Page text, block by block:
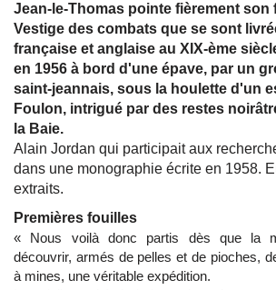
Jean-le-Thomas pointe fièrement son
Vestige des combats que se sont
française et anglaise au XIX-ème
en 1956 à bord d'une épave, par un
saint-jeannais, sous la houlette d'un
Foulon, intrigué par des restes
la Baie.
Alain Jordan qui participait aux
dans une monographie écrite en 1958.
extraits.
Premières fouilles
« Nous voilà donc partis dès que la
découvrir, armés de pelles et de pioches,
à mines, une véritable expédition.